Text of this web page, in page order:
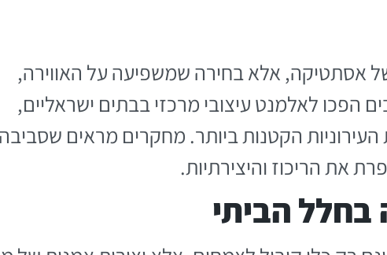
אסתטיקה, אלא בחירה שמשפיעה על האווירה,
הפכו לאלמנט עיצובי מרכזי בבתים ישראליים,
הקטנות ביותר. מחקרים מראים
הביתי